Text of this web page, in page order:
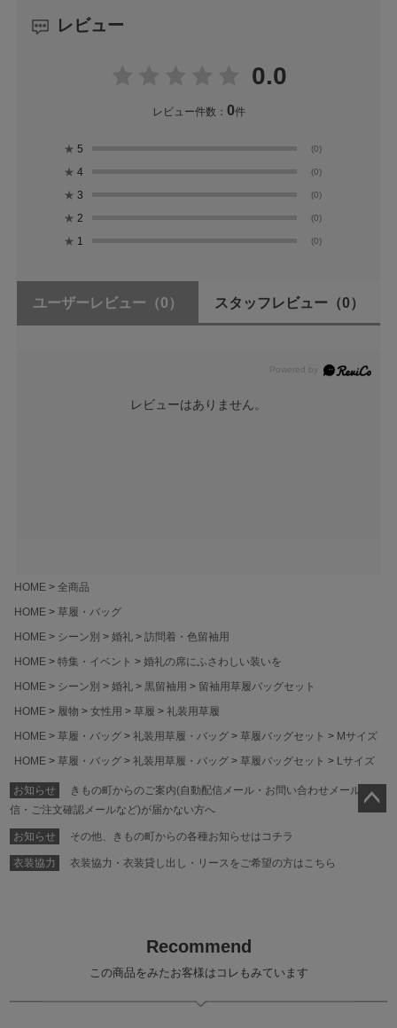
レビュー
0.0
レビュー件数： 0件
★ 5 (0)
★ 4 (0)
★ 3 (0)
★ 2 (0)
★ 1 (0)
ユーザーレビュー （0） スタッフレビュー （0）
レビューはありません。
HOME
全商品
HOME
草履・バッグ
HOME
シーン別 婚礼
訪問着・色留袖用
HOME
特集・イベント
婚礼の席にふさわしい装いを
HOME
シーン別 婚礼 黒留袖用
留袖用草履バッグセット
HOME
履物 女性用 草履
礼装用草履
HOME
草履・バッグ 礼装用草履・バッグ 草履バッグセット
Mサイズ
HOME
草履・バッグ 礼装用草履・バッグ 草履バッグセット Lサイズ
お知らせ
きもの町からのご案内(自動配信メール・お問い合わせメールの返
信・ご注文確認メールなど)が届かない方へ
お知らせ その他、きもの町からの各種お知らせはコチラ
衣装協力 衣装協力・衣装貸し出し・リースをご希望の方はこちら
Recommend
この商品をみたお客様はコレもみています